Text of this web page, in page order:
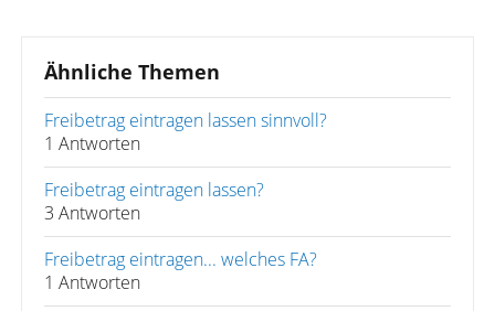
Ähnliche Themen
Freibetrag eintragen lassen sinnvoll?
1 Antworten
Freibetrag eintragen lassen?
3 Antworten
Freibetrag eintragen... welches FA?
1 Antworten